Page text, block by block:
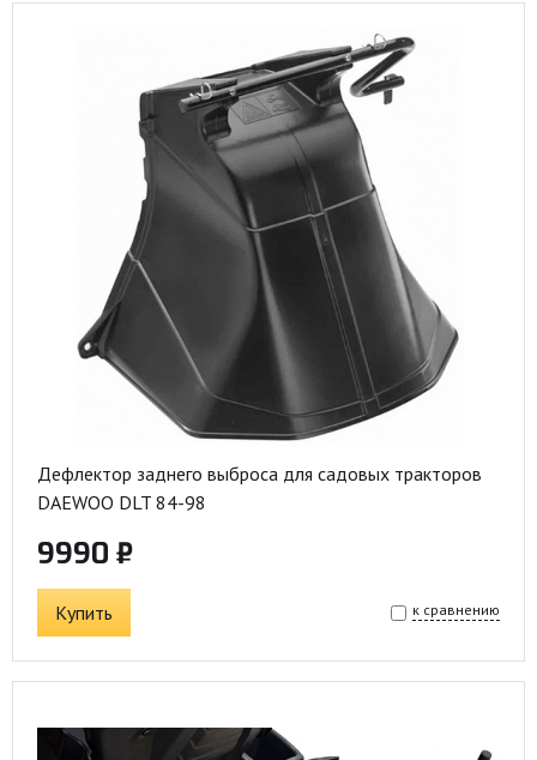
Дефлектор заднего выброса для садовых тракторов
DAEWOO DLT 84-98
9990 ₽
Купить к сравнению